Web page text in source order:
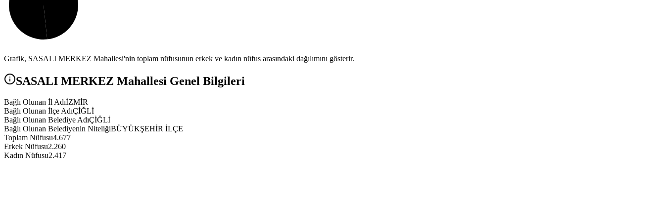
Grafik, SASALI MERKEZ Mahallesi'nin toplam nüfusunun erkek ve kadın nüfus arasındaki dağılımını gösterir.
SASALI MERKEZ Mahallesi Genel Bilgileri
Bağlı Olunan İl AdıİZMİR
Bağlı Olunan İlçe AdıÇİĞLİ
Bağlı Olunan Belediye AdıÇİĞLİ
Bağlı Olunan Belediyenin NiteliğiBÜYÜKŞEHİR İLÇE
Toplam Nüfusu4.677
Erkek Nüfusu2.260
Kadın Nüfusu2.417